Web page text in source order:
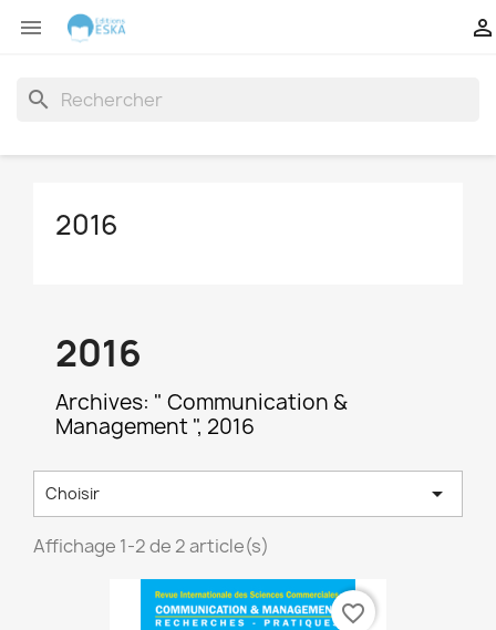
 
search
2016
2016
Archives: " Communication &
Management ", 2016
Choisir 
Affichage 1-2 de 2 article(s)
favorite_border